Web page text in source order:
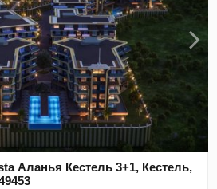
Аланья Кестель 3+1, Кестель,